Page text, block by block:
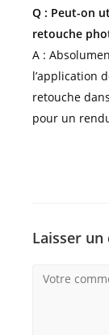
Q : Peut-on
retouche
A :
l’application
retouche
pour un
Laisser